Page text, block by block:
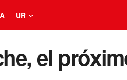
UR
el